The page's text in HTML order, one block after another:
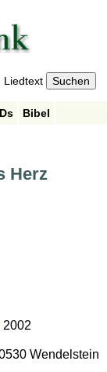
Liedtext
Bibel
Herz
2002
Wendelstein